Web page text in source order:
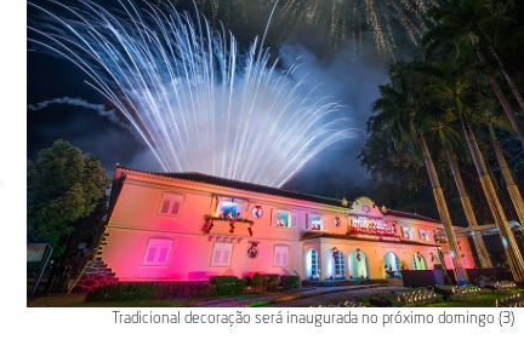
Tradicional decoração será inaugurada no próximo domingo (3)